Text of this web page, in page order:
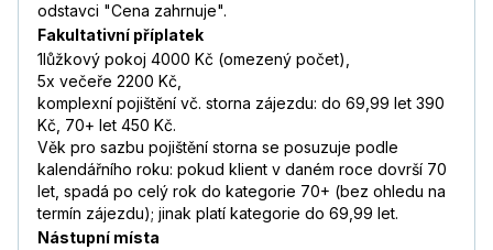
odstavci "Cena zahrnuje".
Fakultativní příplatek
1lůžkový pokoj 4000 Kč (omezený počet),
5x večeře 2200 Kč,
komplexní pojištění vč. storna zájezdu: do 69,99 let 390
Kč, 70+ let 450 Kč.
Věk pro sazbu pojištění storna se posuzuje podle
kalendářního roku: pokud klient v daném roce dovrší 70
let, spadá po celý rok do kategorie 70+ (bez ohledu na
termín zájezdu); jinak platí kategorie do 69,99 let.
Nástupní místa